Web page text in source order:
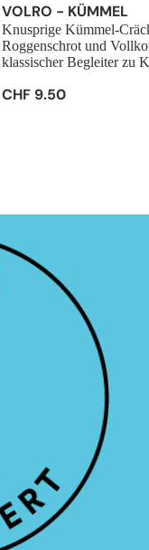
VOLRO - KÜMMEL
Knusprige Kümmel-
Roggenschrot und
klassischer Begleiter zu
CHF 9.50